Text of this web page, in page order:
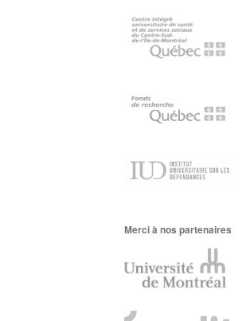
Merci à nos partenaires